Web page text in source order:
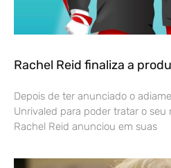
Rachel Reid finaliza a
Depois de ter anunciado o
Unrivaled para poder tratar o seu
Rachel Reid anunciou em suas